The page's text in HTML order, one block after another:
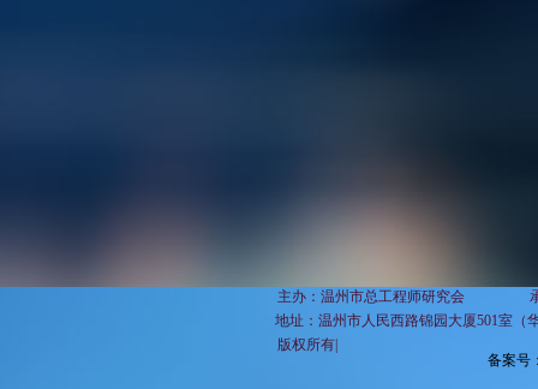
备案号
主办：温州市总工程师研究会 承办：温州市总
地址： 温州市人民西路锦园大厦501室
​ 版权所有|